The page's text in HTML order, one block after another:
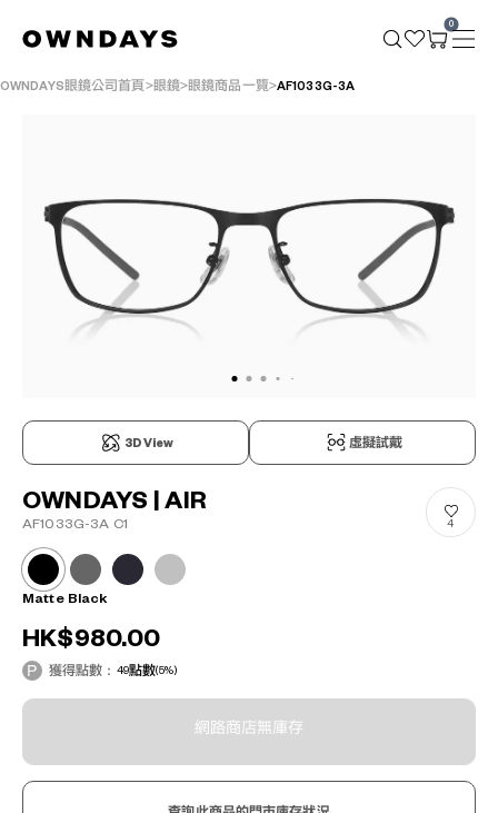
0
OWNDAYS眼鏡公司首頁 眼鏡 眼鏡商品一覽 AF1033G-3A
3D View 虛擬試戴
OWNDAYS | AIR
AF1033G-3A C1 4
Matte Black
HK$980.00
獲得點數： 49點數(5%)
網路商店無庫存